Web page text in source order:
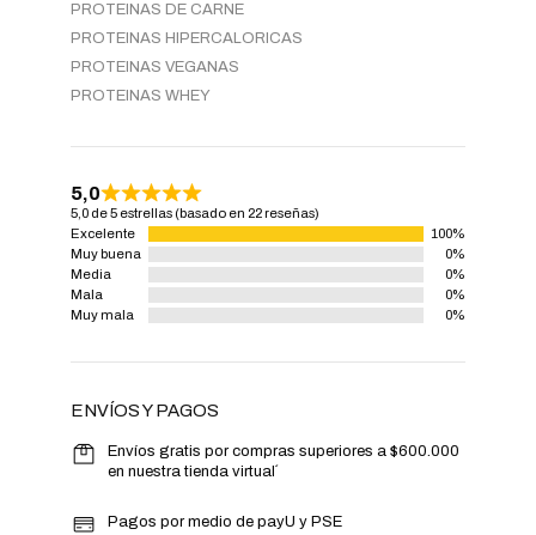
PROTEINAS DE CARNE
PROTEINAS HIPERCALORICAS
PROTEINAS VEGANAS
PROTEINAS WHEY
5,0
5,0 de 5 estrellas (basado en 22 reseñas)
Excelente
100%
Muy buena
0%
Media
0%
Mala
0%
Muy mala
0%
ENVÍOS Y PAGOS
Envíos gratis por compras superiores a $600.000
en nuestra tienda virtual´
Pagos por medio de payU y PSE